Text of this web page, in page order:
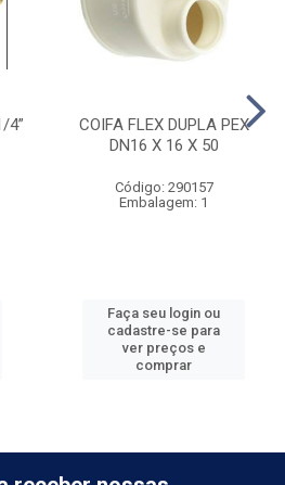
4”
COIFA FLEX DUPLA PEX
DN16 X 16 X 50
Código: 290157
Embalagem: 1
Faça seu login ou
cadastre-se para
ver preços e
comprar